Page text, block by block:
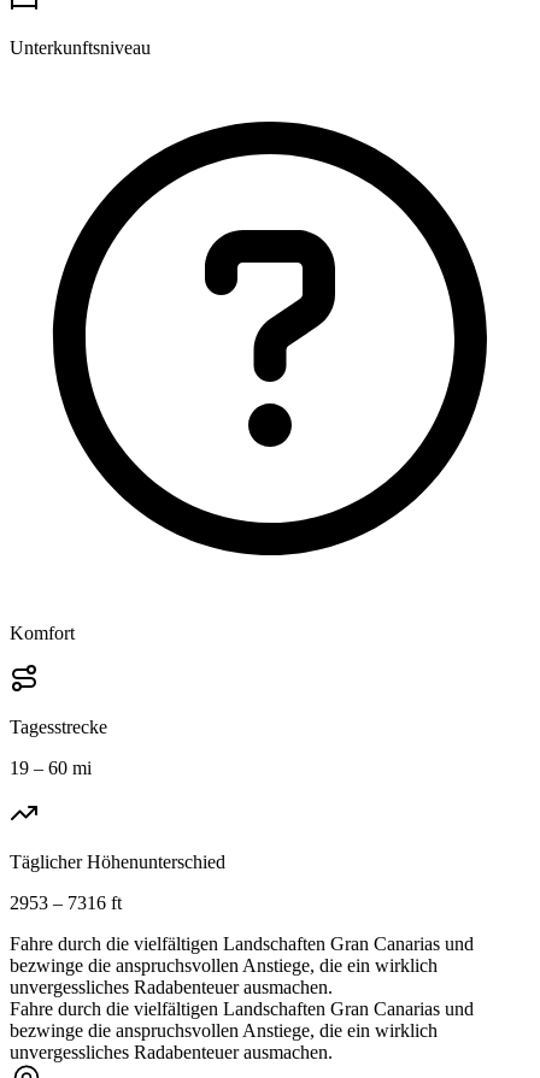
Unterkunftsniveau
Komfort
Tagesstrecke
19 – 60 mi
Täglicher Höhenunterschied
2953 – 7316 ft
Fahre durch die vielfältigen Landschaften Gran Canarias und
bezwinge die anspruchsvollen Anstiege, die ein wirklich
unvergessliches Radabenteuer ausmachen.
Fahre durch die vielfältigen Landschaften Gran Canarias und
bezwinge die anspruchsvollen Anstiege, die ein wirklich
unvergessliches Radabenteuer ausmachen.